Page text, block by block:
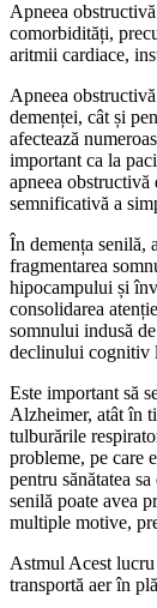
Apneea
comorbidități,
aritmii cardiace,
Apneea
demenței, cât și
afectează
important ca la
apneea
semnificativă a
În demența senilă,
fragmentarea
hipocampului și
consolidarea
somnului indusă
declinului cognitiv
Este important să
Alzheimer, atât în
tulburările
probleme, pe care
pentru sănătatea
senilă poate avea
multiple motive,
Astmul Acest
transportă aer în